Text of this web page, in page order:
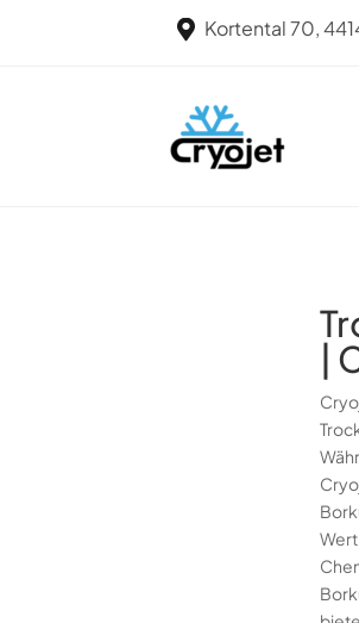
 Kortental 70,
|